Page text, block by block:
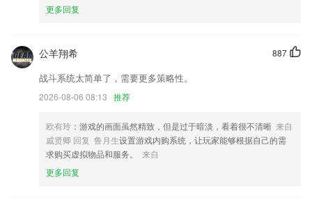
6.让宝宝学习了26个英文字母
看漫画玩抓娃娃机～蓝牙耳机，酷炫键盘，超多周边福利抓到手软~
修复默认工时无法保存为0的bug
VIVO手机通知点击无响应的问题；
新增楷体和宋体字体支持
问答回复支持添加图片
联系我们
更多回复
887
公羊翔希
战斗系统太简单了，需要更多策略性。
2026-08-06 08:13 推荐
欧有玲 ：游戏的画面虽然精致，但是过于暗淡，看着很不清晰 来自
戚贤卿 回复 鲁月生设置游戏内购系统，让玩家能够根据自己的需
求购买虚拟物品和服务。
来自
更多回复